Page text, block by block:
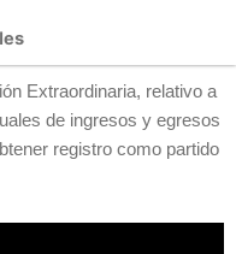
Extraordinaria, relativo a
de ingresos y egresos
registro como partido